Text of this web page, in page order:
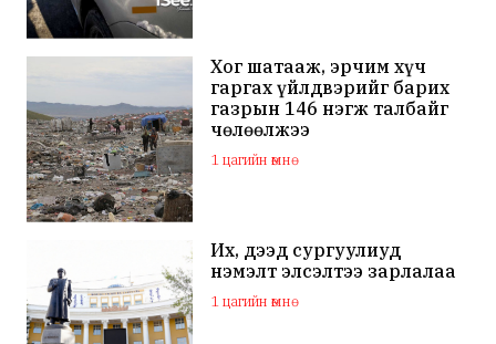
Хог шатааж, эрчим хүч
гаргах үйлдвэрийг барих
газрын 146 нэгж талбайг
чөлөөлжээ
1 цагийн өмнө
Их, дээд сургуулиуд
нэмэлт элсэлтээ зарлалаа
1 цагийн өмнө